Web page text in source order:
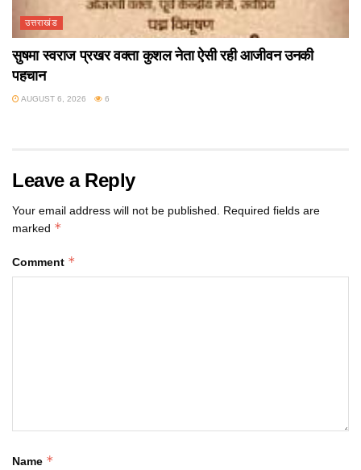
उत्तराखंड
सुषमा स्वराज प्रखर वक्ता कुशल नेता ऐसी रही आजीवन उनकी
पहचान
AUGUST 6, 2026 6
Leave a Reply
Your email address will not be published. Required fields are
marked *
Comment *
Name *